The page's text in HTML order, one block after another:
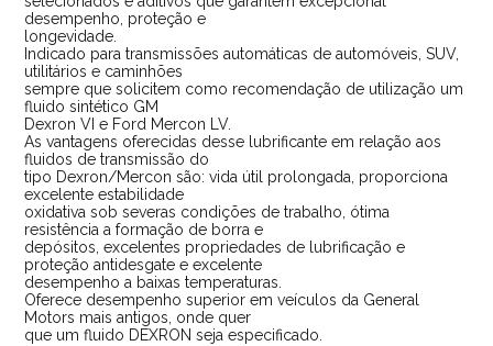
desempenho, proteção e
longevidade.
Indicado para transmissões automáticas de automóveis, SUV,
utilitários e caminhões
sempre que solicitem como recomendação de utilização um
fluido sintético GM
Dexron VI e Ford Mercon LV.
As vantagens oferecidas desse lubrificante em relação aos
fluidos de transmissão do
tipo Dexron/Mercon são: vida útil prolongada, proporciona
excelente estabilidade
oxidativa sob severas condições de trabalho, ótima
resistência a formação de borra e
depósitos, excelentes propriedades de lubrificação e
proteção antidesgate e excelente
desempenho a baixas temperaturas.
Oferece desempenho superior em veículos da General
Motors mais antigos, onde quer
que um fluido DEXRON seja especificado.